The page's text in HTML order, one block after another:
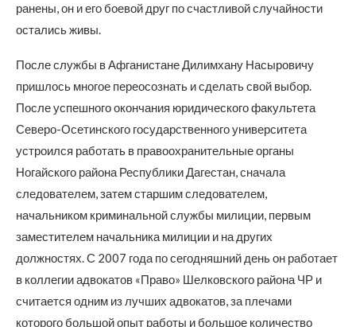
ранены, он и его боевой друг по счастливой случайности
остались живы.
После службы в Афганистане Дилимхану Насыровичу
пришлось многое переосознать и сделать свой выбор.
После успешного окончания юридического факультета
Северо-Осетинского государственного университета
устроился работать в правоохранительные органы
Ногайского района Республики Дагестан, сначала
следователем, затем старшим следователем,
начальником криминальной службы милиции, первым
заместителем начальника милиции и на других
должностях. С 2007 года по сегодняшний день он работает
в коллегии адвокатов «Право» Шелковского района ЧР и
считается одним из лучших адвокатов, за плечами
которого большой опыт работы и большое количество